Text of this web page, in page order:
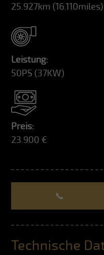
25.927km (16.110miles)
Leistung:
50PS (37KW)
Preis:
23.900 €
📞
Technische